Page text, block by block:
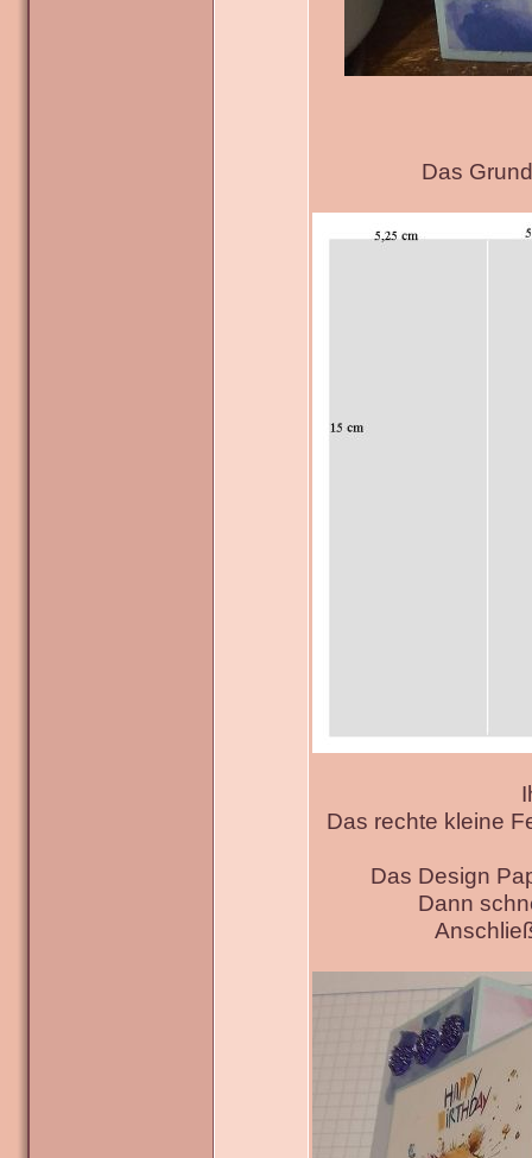
Das
Das rechte kleine
Das Design
Dann